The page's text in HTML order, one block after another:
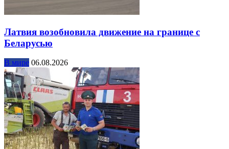
Латвия возобновила движение на границе с
Беларусью
В мире 06.08.2026